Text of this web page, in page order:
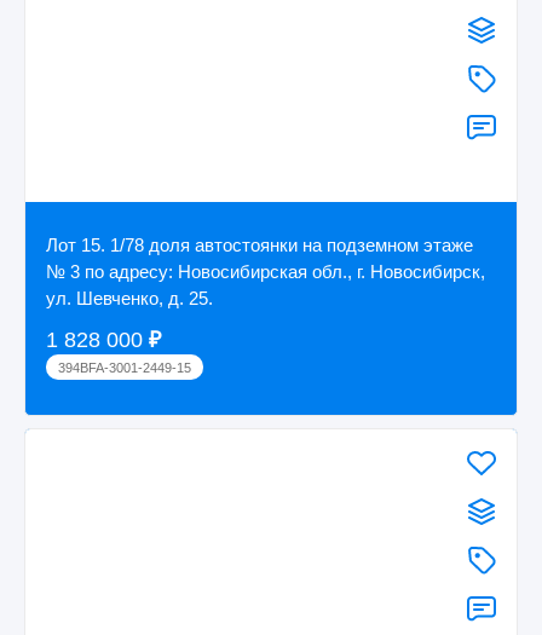
Лот 15. 1/78 доля автостоянки на подземном этаже
№ 3 по адресу: Новосибирская обл., г. Новосибирск,
ул. Шевченко, д. 25.
1 828 000 ₽
394BFA-3001-2449-15